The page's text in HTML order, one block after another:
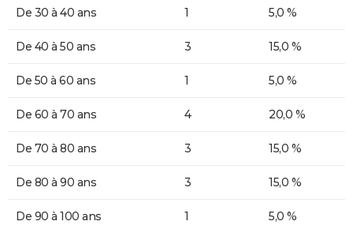
De 30 à 40 ans 1 5,0 %
De 40 à 50 ans 3 15,0 %
De 50 à 60 ans 1 5,0 %
De 60 à 70 ans 4 20,0 %
De 70 à 80 ans 3 15,0 %
De 80 à 90 ans 3 15,0 %
De 90 à 100 ans 1 5,0 %